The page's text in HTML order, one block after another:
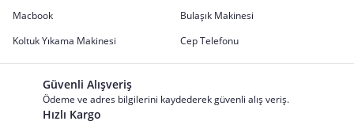
Macbook
Bulaşık Makinesi
Koltuk Yıkama Makinesi
Cep Telefonu
Güvenli Alışveriş
Ödeme ve adres bilgilerini kaydederek güvenli alış veriş.
Hızlı Kargo